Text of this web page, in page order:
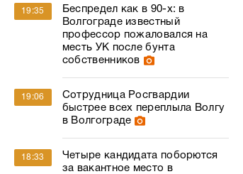
19:35
Беспредел как в 90-х: в
Волгограде известный
профессор пожаловался на
месть УК после бунта
собственников
19:06
Сотрудница Росгвардии
быстрее всех переплыла Волгу
в Волгограде
18:33
Четыре кандидата поборются
за вакантное место в